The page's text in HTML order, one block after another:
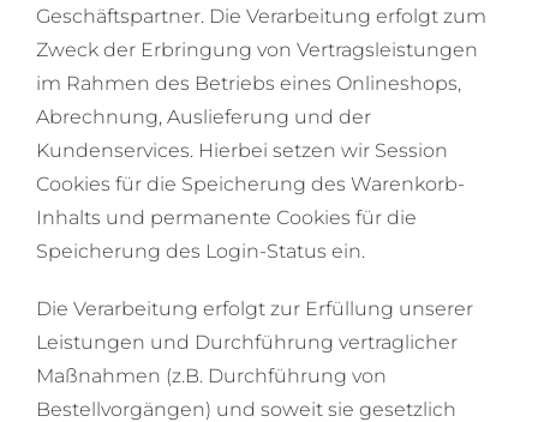
Geschäftspartner. Die Verarbeitung erfolgt zum
Zweck der Erbringung von Vertragsleistungen
im Rahmen des Betriebs eines Onlineshops,
Abrechnung, Auslieferung und der
Kundenservices. Hierbei setzen wir Session
Cookies für die Speicherung des Warenkorb-
Inhalts und permanente Cookies für die
Speicherung des Login-Status ein.
Die Verarbeitung erfolgt zur Erfüllung unserer
Leistungen und Durchführung vertraglicher
Maßnahmen (z.B. Durchführung von
Bestellvorgängen) und soweit sie gesetzlich